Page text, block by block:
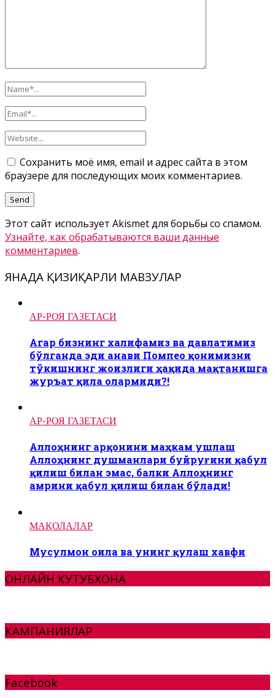
Сохранить моё имя, email и адрес сайта в этом
браузере для последующих моих комментариев.
Этот сайт использует Akismet для борьбы со спамом.
Узнайте, как обрабатываются ваши данные
комментариев.
ЯНАДА ҚИЗИҚАРЛИ МАВЗУЛАР
АР-РОЯ ГАЗЕТАСИ
Агар бизнинг халифамиз ва давлатимиз
бўлганда эди анави Помпео қонимизни
тўкишнинг жоизлиги ҳақида мақтанишга
журъат қила олармиди?!
АР-РОЯ ГАЗЕТАСИ
Аллоҳнинг арқонини маҳкам ушлаш
Аллоҳнинг душманлари буйруғини қабул
қилиш билан эмас, балки Аллоҳнинг
амрини қабул қилиш билан бўлади!
МАҚОЛАЛАР
Мусулмон оила ва унинг қулаш хавфи
ОНЛАЙН КУТУБХОНА
КАМПАНИЯЛАР
Facebook